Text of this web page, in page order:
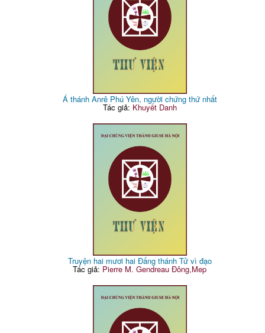
Á thánh Anrê Phú Yên, người chứng thứ nhất
Tác giả: Khuyết Danh
Truyện hai mươi hai Đấng thánh Tử vì đạo
Tác giả: Pierre M. Gendreau Đông,Mep